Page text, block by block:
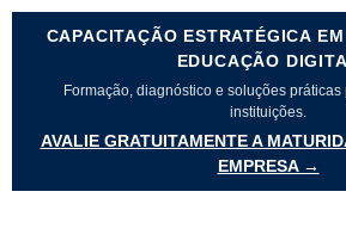
CAPACITAÇÃO ESTRATÉGICA
EDUCAÇÃO
Formação, diagnóstico e soluções
instituições.
AVALIE GRATUITAMENTE A
EMPRESA →